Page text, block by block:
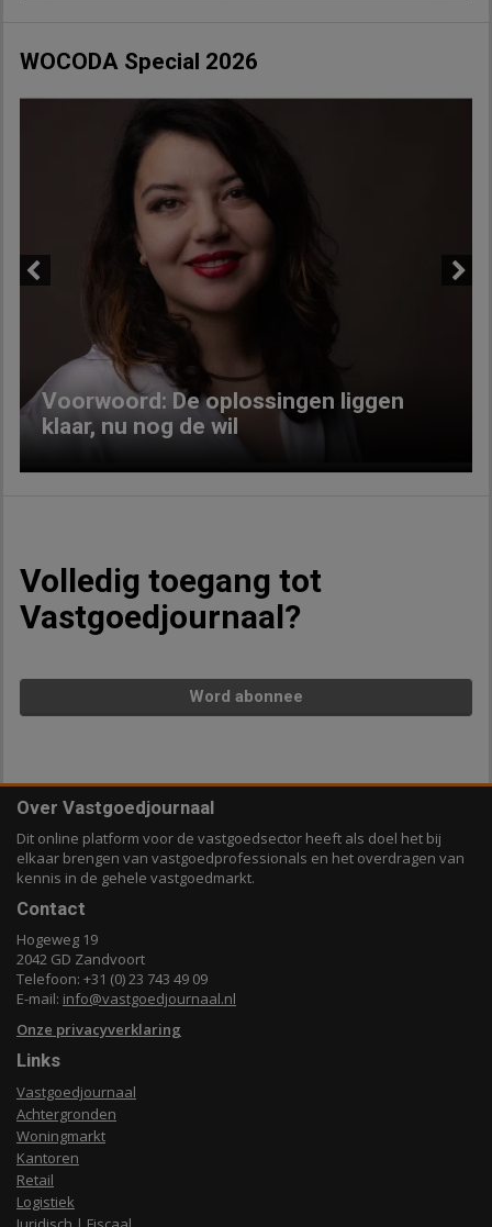
WOCODA Special 2026
Voorwoord: De oplossingen liggen
klaar, nu nog de wil
Volledig toegang tot
Vastgoedjournaal?
Word abonnee
Over Vastgoedjournaal
Dit online platform voor de vastgoedsector heeft als doel het bij
elkaar brengen van vastgoedprofessionals en het overdragen van
kennis in de gehele vastgoedmarkt.
Contact
Hogeweg 19
2042 GD Zandvoort
Telefoon: +31 (0) 23 743 49 09
E-mail: info@vastgoedjournaal.nl
Onze privacyverklaring
Links
Vastgoedjournaal
Achtergronden
Woningmarkt
Kantoren
Retail
Logistiek